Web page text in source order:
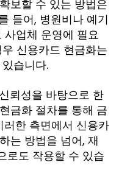
보할 수 있는 방법은
들어, 병원비나 예기
사업체 운영에 필요
신용카드 현금화는
습니다.
뢰성을 바탕으로 한
금화 절차를 통해 금
한 측면에서 신용카
는 방법을 넘어, 재
로도 작용할 수 있습